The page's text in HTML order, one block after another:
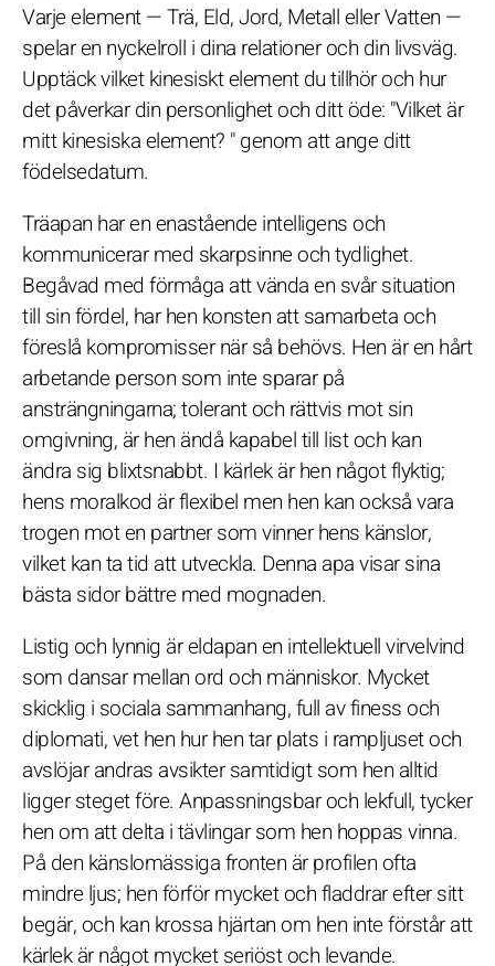
Varje element — Trä, Eld, Jord, Metall eller Vatten —
spelar en nyckelroll i dina relationer och din livsväg.
Upptäck vilket kinesiskt element du tillhör och hur
det påverkar din personlighet och ditt öde: "Vilket är
mitt kinesiska element? " genom att ange ditt
födelsedatum.
Träapan har en enastående intelligens och
kommunicerar med skarpsinne och tydlighet.
Begåvad med förmåga att vända en svår situation
till sin fördel, har hen konsten att samarbeta och
föreslå kompromisser när så behövs. Hen är en hårt
arbetande person som inte sparar på
ansträngningarna; tolerant och rättvis mot sin
omgivning, är hen ändå kapabel till list och kan
ändra sig blixtsnabbt. I kärlek är hen något flyktig;
hens moralkod är flexibel men hen kan också vara
trogen mot en partner som vinner hens känslor,
vilket kan ta tid att utveckla. Denna apa visar sina
bästa sidor bättre med mognaden.
Listig och lynnig är eldapan en intellektuell virvelvind
som dansar mellan ord och människor. Mycket
skicklig i sociala sammanhang, full av finess och
diplomati, vet hen hur hen tar plats i rampljuset och
avslöjar andras avsikter samtidigt som hen alltid
ligger steget före. Anpassningsbar och lekfull, tycker
hen om att delta i tävlingar som hen hoppas vinna.
På den känslomässiga fronten är profilen ofta
mindre ljus; hen förför mycket och fladdrar efter sitt
begär, och kan krossa hjärtan om hen inte förstår att
kärlek är något mycket seriöst och levande.